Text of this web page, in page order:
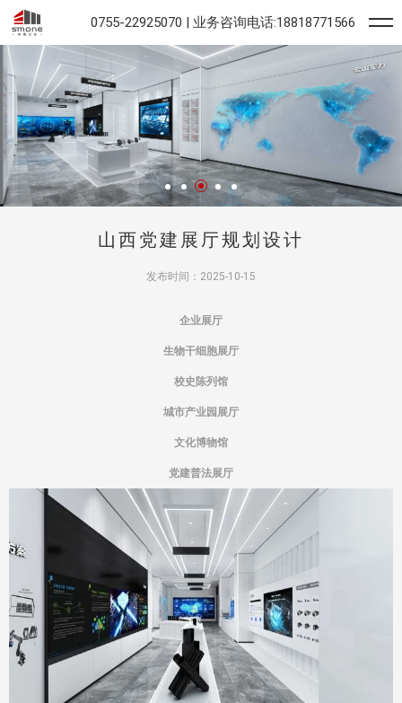
0755-22925070 | 业务咨询电话:18818771566
山西党建展厅规划设计
发布时间：2025-10-15
企业展厅
生物干细胞展厅
校史陈列馆
城市产业园展厅
文化博物馆
党建普法展厅
宏山激光新总部基地展厅
地点：广东省佛山市